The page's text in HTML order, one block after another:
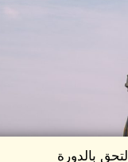
التحق بالدورة